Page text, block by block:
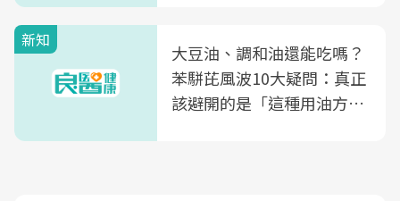
新知
大豆油、調和油還能吃嗎？
苯駢芘風波10大疑問：真正
該避開的是「這種用油方